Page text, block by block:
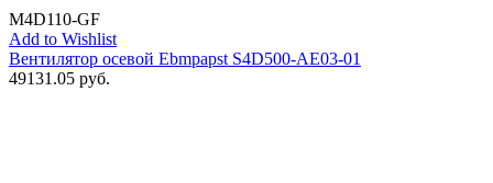
M4D110-GF
Add to Wishlist
Вентилятор осевой Ebmpapst S4D500-AE03-01
49131.05 руб.